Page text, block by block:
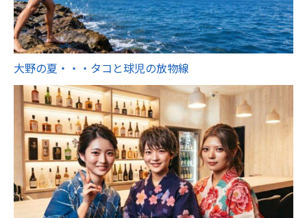
大野の夏・・・タコと球児の放物線